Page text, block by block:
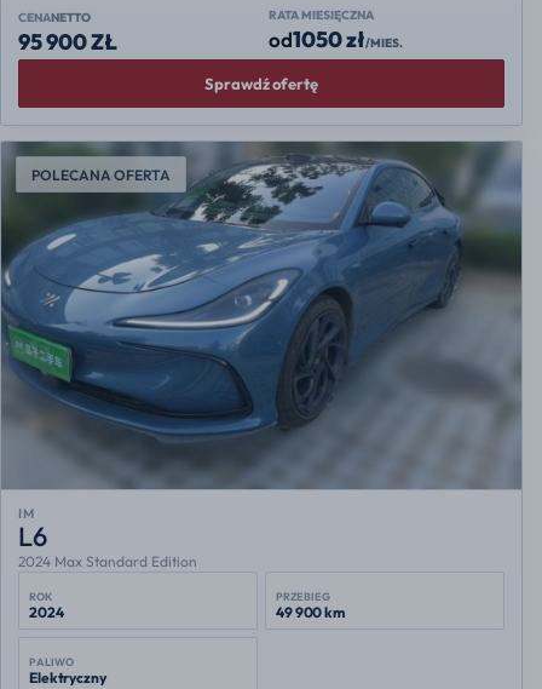
CENANETTO
95 900 ZŁ
RATA MIESIĘCZNA
od1050 zł/MIES.
Sprawdź ofertę
POLECANA OFERTA
IM
L6
2024 Max Standard Edition
ROK
2024
PRZEBIEG
49 900 km
PALIWO
Elektryczny